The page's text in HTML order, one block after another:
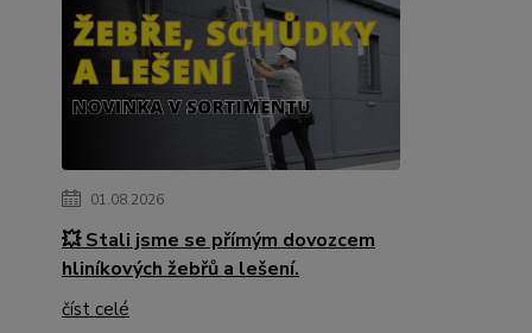
01.08.2026
💥 Stali jsme se přímým dovozcem
hliníkových žebřů a lešení.
číst celé